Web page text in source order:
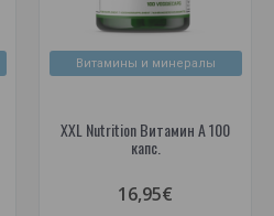
Витамины и минералы
XXL Nutrition Витамин А 100
капс.
16,95€